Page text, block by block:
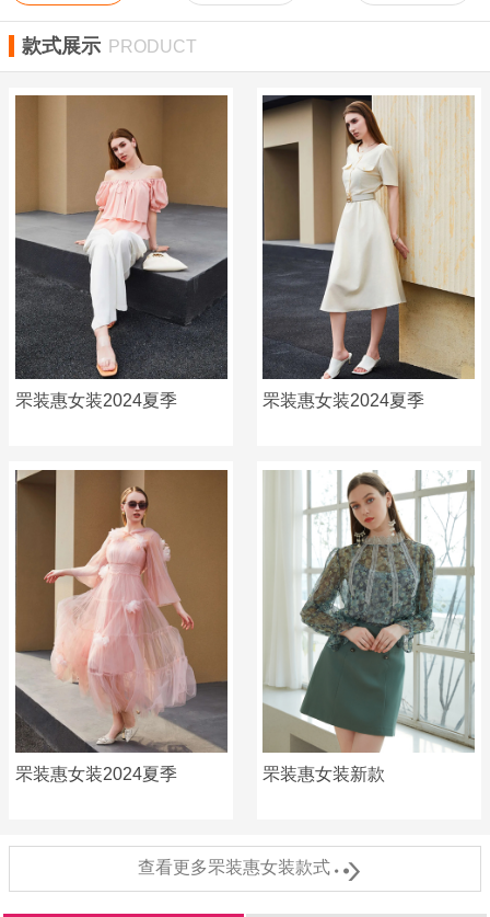
款式展示 PRODUCT
罘装惠女装2024夏季 罘装惠女装2024夏季
罘装惠女装2024夏季 罘装惠女装新款
查看更多罘装惠女装款式